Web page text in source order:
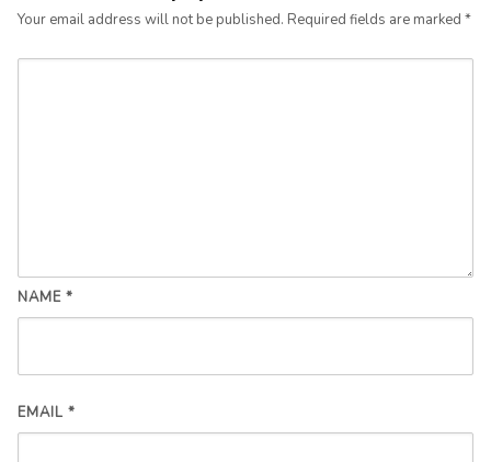
Your email address will not be published. Required fields are marked *
NAME *
EMAIL *